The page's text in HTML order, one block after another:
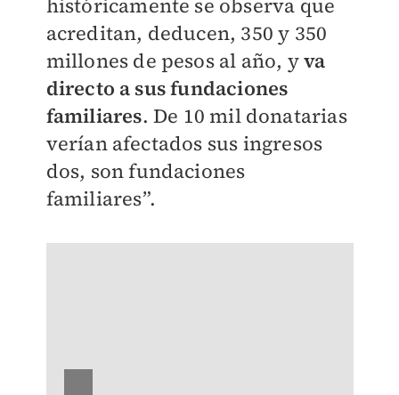
históricamente se observa que
acreditan, deducen, 350 y 350
millones de pesos al año, yva
directo a sus fundaciones
familiares. De 10 mil donatarias
verían afectados sus ingresos
dos, son fundaciones
familiares”.